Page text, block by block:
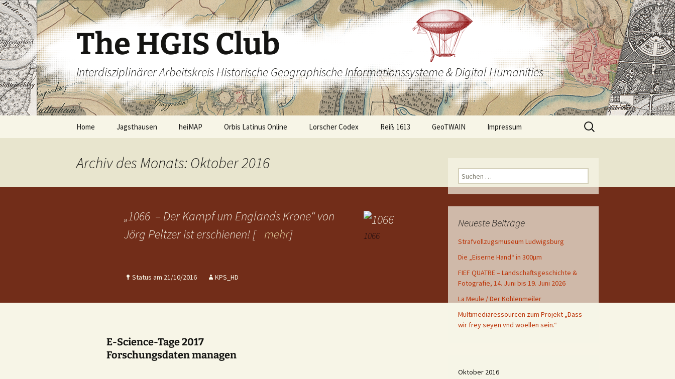
Zum
Inhalt
springen
The HGIS Club
Interdisziplinärer Arbeitskreis Historische Geographische Informationssysteme & Digital Humanities
Home Jagsthausen heiMAP Orbis Latinus Online Lorscher Codex Reiß 1613 GeoTWAIN Impressum
Suchen
nach:
Archiv des Monats: Oktober 2016
1066
„1066 – Der Kampf um Englands Krone“ von
Jörg Peltzer ist erschienen! [ mehr]
Status am 21/10/2016 KPS_HD
E-Science-Tage 2017
Forschungsdaten managen
Suchen
nach:
Neueste Beiträge
Strafvollzugsmuseum Ludwigsburg
Die „Eiserne Hand“ in 300µm
FIEF QUATRE – Landschaftsgeschichte &
Fotografie, 14. Juni bis 19. Juni 2026
La Meule / Der Kohlenmeiler
Multimediaressourcen zum Projekt „Dass
wir frey seyen vnd woellen sein.“
Oktober 2016